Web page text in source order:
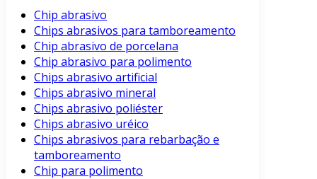
Chip abrasivo
Chips abrasivos para tamboreamento
Chip abrasivo de porcelana
Chip abrasivo para polimento
Chips abrasivo artificial
Chips abrasivo mineral
Chips abrasivo poliéster
Chips abrasivo uréico
Chips abrasivos para rebarbação e
tamboreamento
Chip para polimento